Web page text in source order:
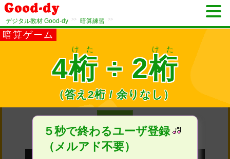
デジタル教材 Good-dy >> 暗算練習 >>
暗算ゲーム
4桁
けた
÷ 2桁
けた
（答え2桁 / 余りなし）
５秒で終わるユーザ登録
（メルアド不要）